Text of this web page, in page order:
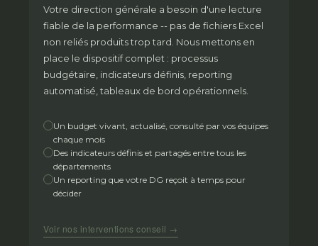
Votre direction générale a besoin d'une lecture
fiable de la performance -- pas de fichiers Excel
non reliés produits trop tard. Nous mettons en
place le dispositif complet : processus
budgétaire, indicateurs définis, reporting
automatisé, tableaux de bord opérationnels.
Un budget vivant, actualisé, consulté par vos équipes
chaque mois
Des indicateurs définis et partagés entre tous les
départements
Un reporting que votre DG reçoit à temps pour
décider
Voir nos interventions conseil →